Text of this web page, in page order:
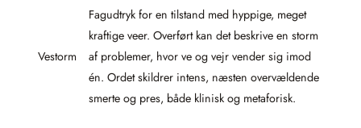
Vestorm
Fagudtryk for en tilstand med hyppige, meget
kraftige veer. Overført kan det beskrive en storm
af problemer, hvor ve og vejr vender sig imod
én. Ordet skildrer intens, næsten overvældende
smerte og pres, både klinisk og metaforisk.